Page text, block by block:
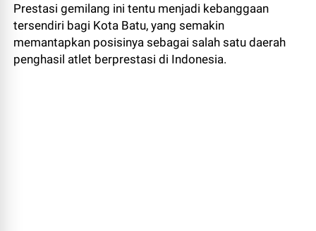
Prestasi gemilang ini tentu menjadi kebanggaan
tersendiri bagi Kota Batu, yang semakin
memantapkan posisinya sebagai salah satu daerah
penghasil atlet berprestasi di Indonesia.